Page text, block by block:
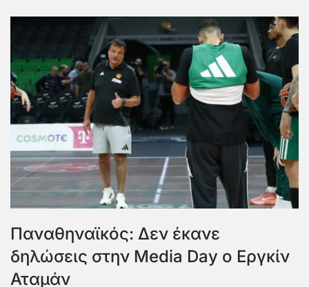
Παναθηναϊκός: Δεν έκανε
δηλώσεις στην Media Day ο Εργκίν
Αταμάν